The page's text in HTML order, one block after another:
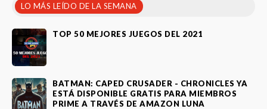
LO MÁS LEÍDO DE LA SEMANA
TOP 50 MEJORES JUEGOS DEL 2021
BATMAN: CAPED CRUSADER - CHRONICLES YA
ESTÁ DISPONIBLE GRATIS PARA MIEMBROS
PRIME A TRAVÉS DE AMAZON LUNA